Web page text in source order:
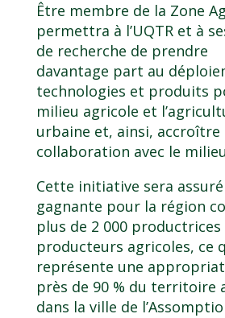
Être membre de la Zone
permettra à l’UQTR et à
de recherche de prendre
davantage part au
technologies et produits
milieu agricole et
urbaine et, ainsi, accroître
collaboration avec le
Cette initiative sera
gagnante pour la région
plus de 2 000 productrices
producteurs agricoles, ce
représente une
près de 90 % du territoire
dans la ville de